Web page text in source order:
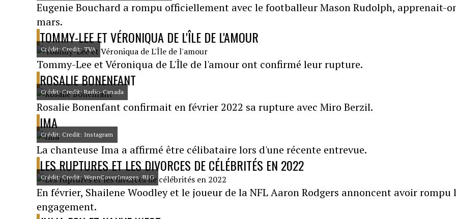
Eugenie Bouchard a rompu officiellement avec le footballeur Mason Rudolph, apprenait-
mars.
TOMMY-LEE ET VÉRONIQUA DE L'ÎLE DE L'AMOUR
Crédit: Credit: TVA
Tommy-Lee et Véroniqua de L'Île de l'amour ont confirmé leur rupture.
ROSALIE BONENFANT
Crédit: Credit: Radio-Canada
Rosalie Bonenfant confirmait en février 2022 sa rupture avec Miro Berzil.
IMA
Crédit: Credit: Instagram
La chanteuse Ima a affirmé être célibataire lors d'une récente entrevue.
LES RUPTURES ET LES DIVORCES DE CÉLÉBRITÉS EN 2022
Crédit: Credit: WennCoverImages /BIG
En février, Shailene Woodley et le joueur de la NFL Aaron Rodgers annoncent avoir rompu
engagement.